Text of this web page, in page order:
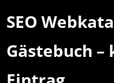
SEO
Gästebuch